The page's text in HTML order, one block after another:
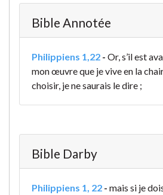
Bible Annotée
Philippiens 1,22 - Or, s’il est
mon œuvre que je vive en la
choisir, je ne saurais le dire ;
Bible Darby
Philippiens 1, 22 - mais si je